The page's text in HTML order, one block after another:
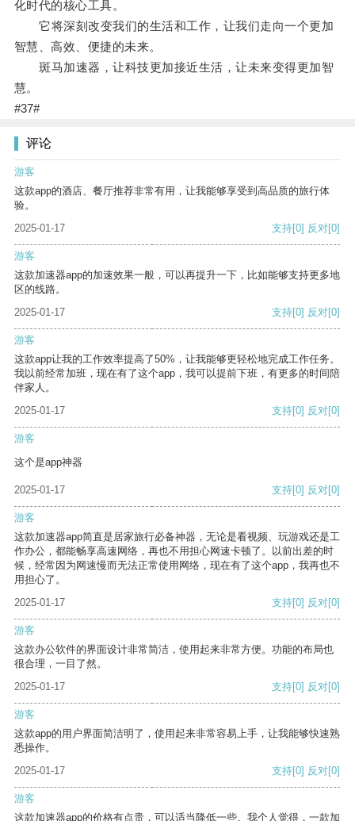
化时代的核心工具。
它将深刻改变我们的生活和工作，让我们走向一个更加
智慧、高效、便捷的未来。
斑马加速器，让科技更加接近生活，让未来变得更加智
慧。
#37#
评论
游客
这款app的酒店、餐厅推荐非常有用，让我能够享受到高品质的旅行体
验。
2025-01-17
支持[0] 反对[0]
游客
这款加速器app的加速效果一般，可以再提升一下，比如能够支持更多地
区的线路。
2025-01-17
支持[0] 反对[0]
游客
这款app让我的工作效率提高了50%，让我能够更轻松地完成工作任务。
我以前经常加班，现在有了这个app，我可以提前下班，有更多的时间陪
伴家人。
2025-01-17
支持[0] 反对[0]
游客
这个是app神器
2025-01-17 支持[0] 反对[0]
游客
这款加速器app简直是居家旅行必备神器，无论是看视频、玩游戏还是工
作办公，都能畅享高速网络，再也不用担心网速卡顿了。以前出差的时
候，经常因为网速慢而无法正常使用网络，现在有了这个app，我再也不
用担心了。
2025-01-17
支持[0] 反对[0]
游客
这款办公软件的界面设计非常简洁，使用起来非常方便。功能的布局也
很合理，一目了然。
2025-01-17
支持[0] 反对[0]
游客
这款app的用户界面简洁明了，使用起来非常容易上手，让我能够快速熟
悉操作。
2025-01-17
支持[0] 反对[0]
游客
这款加速器app的价格有点贵，可以适当降低一些。我个人觉得，一款加